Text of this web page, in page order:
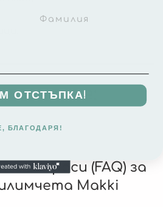
120×180 см
въпроси (FAQ) за
Makki
ОТСТЪПКА!
БЛАГОДАРЯ!